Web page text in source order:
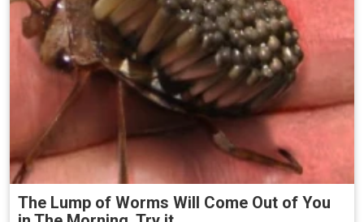
The Lump of Worms Will Come Out of You